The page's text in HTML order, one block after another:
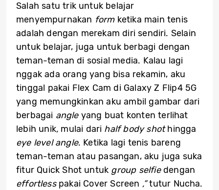
Salah satu trik untuk belajar
menyempurnakan form ketika main tenis
adalah dengan merekam diri sendiri. Selain
untuk belajar, juga untuk berbagi dengan
teman-teman di sosial media. Kalau lagi
nggak ada orang yang bisa rekamin, aku
tinggal pakai Flex Cam di Galaxy Z Flip4 5G
yang memungkinkan aku ambil gambar dari
berbagai angle yang buat konten terlihat
lebih unik, mulai dari half body shothingga
eye level angle. Ketika lagi tenis bareng
teman-teman atau pasangan, aku juga suka
fitur Quick Shot untuk group selfie dengan
effortless pakai Cover Screen ,”tutur Nucha.